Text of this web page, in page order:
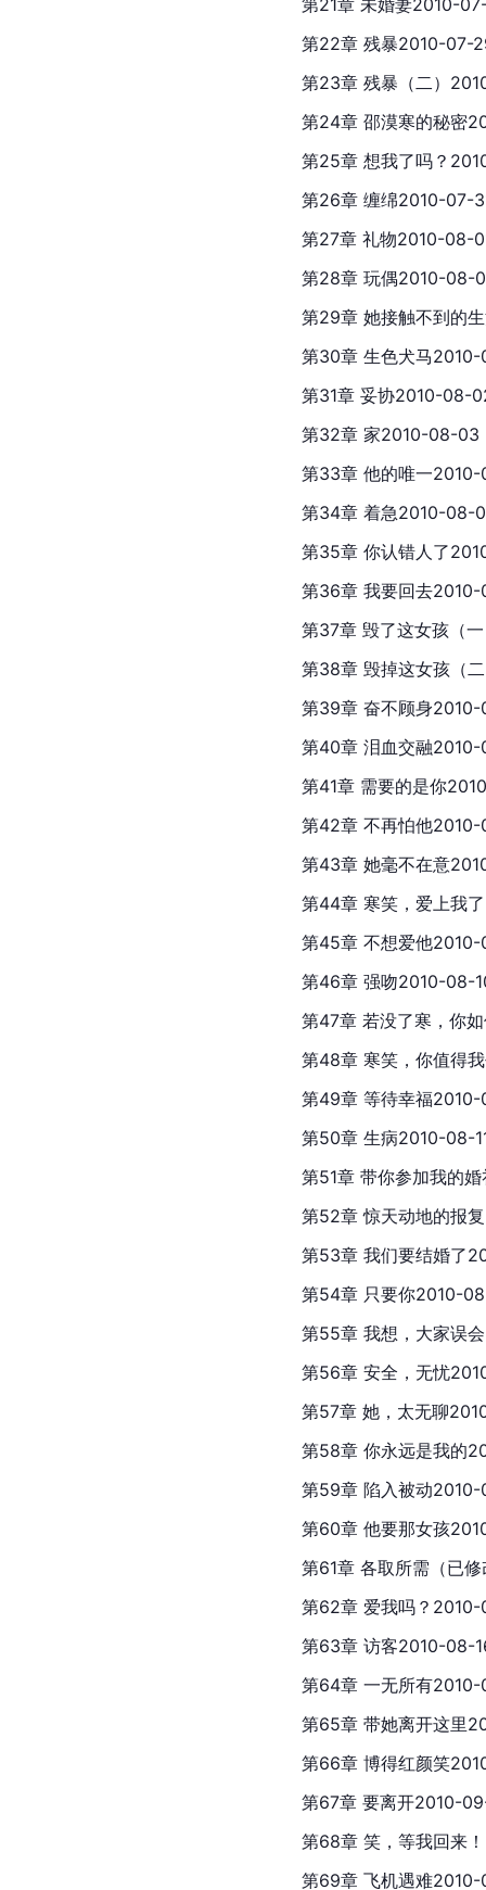
第22章 残暴2010-07-
第23章 残暴（二）
第24章 邵漠寒的秘密
第25章 想我了吗？
第26章 缠绵2010-07-
第27章 礼物2010-08-
第28章 玩偶2010-08-
第29章 她接触不到的
第30章 生色犬马
第31章 妥协2010-08-
第32章 家2010-08-03
第33章 他的唯一
第34章 着急2010-08-
第35章 你认错人了
第36章 我要回去
第37章 毁了这女孩（
第38章 毁掉这女孩（
第39章 奋不顾身
第40章 泪血交融
第41章 需要的是你
第42章 不再怕他
第43章 她毫不在意
第44章 寒笑，爱上我
第45章 不想爱他
第46章 强吻2010-08-
第47章 若没了寒，你
第48章 寒笑，你值得
第49章 等待幸福2010-
第50章 生病2010-08-
第51章 带你参加我的
第52章 惊天动地的报
第53章 我们要结婚了
第54章 只要你2010-
第55章 我想，大家误
第56章 安全，无忧
第57章 她，太无聊
第58章 你永远是我的
第59章 陷入被动
第60章 他要那女孩
第61章 各取所需（已
第62章 爱我吗？
第63章 访客2010-08-
第64章 一无所有
第65章 带她离开这里
第66章 博得红颜笑
第67章 要离开2010-
第68章 笑，等我回来
第69章 飞机遇难